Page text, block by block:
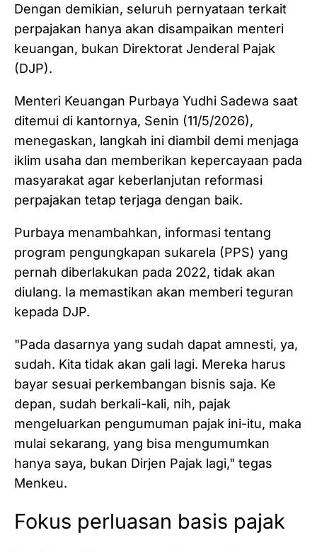
Dengan demikian, seluruh pernyataan terkait
perpajakan hanya akan disampaikan menteri
keuangan, bukan Direktorat Jenderal Pajak
(DJP).
Menteri Keuangan Purbaya Yudhi Sadewa saat
ditemui di kantornya, Senin (11/5/2026),
menegaskan, langkah ini diambil demi menjaga
iklim usaha dan memberikan kepercayaan pada
masyarakat agar keberlanjutan reformasi
perpajakan tetap terjaga dengan baik.
Purbaya menambahkan, informasi tentang
program pengungkapan sukarela (PPS) yang
pernah diberlakukan pada 2022, tidak akan
diulang. Ia memastikan akan memberi teguran
kepada DJP.
"Pada dasarnya yang sudah dapat amnesti, ya,
sudah. Kita tidak akan gali lagi. Mereka harus
bayar sesuai perkembangan bisnis saja. Ke
depan, sudah berkali-kali, nih, pajak
mengeluarkan pengumuman pajak ini-itu, maka
mulai sekarang, yang bisa mengumumkan
hanya saya, bukan Dirjen Pajak lagi," tegas
Menkeu.
Fokus perluasan basis pajak